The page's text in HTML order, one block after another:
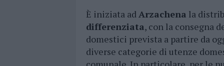
È iniziata adArzachena la
differenziata, con la consegna
domestici prevista a partire da
diverse categorie di utenze